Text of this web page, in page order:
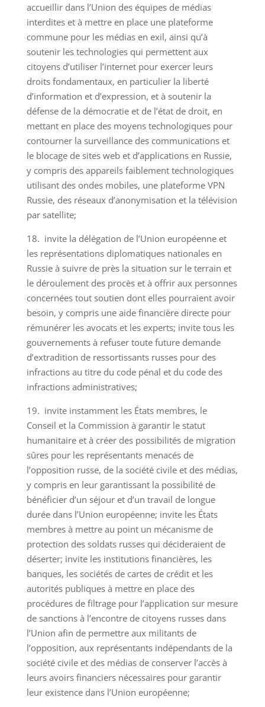
accueillir dans l’Union des équipes de médias
interdites et à mettre en place une plateforme
commune pour les médias en exil, ainsi qu’à
soutenir les technologies qui permettent aux
citoyens d’utiliser l’internet pour exercer leurs
droits fondamentaux, en particulier la liberté
d’information et d’expression, et à soutenir la
défense de la démocratie et de l’état de droit, en
mettant en place des moyens technologiques pour
contourner la surveillance des communications et
le blocage de sites web et d’applications en Russie,
y compris des appareils faiblement technologiques
utilisant des ondes mobiles, une plateforme VPN
Russie, des réseaux d’anonymisation et la télévision
par satellite;
18. invite la délégation de l’Union européenne et
les représentations diplomatiques nationales en
Russie à suivre de près la situation sur le terrain et
le déroulement des procès et à offrir aux personnes
concernées tout soutien dont elles pourraient avoir
besoin, y compris une aide financière directe pour
rémunérer les avocats et les experts; invite tous les
gouvernements à refuser toute future demande
d’extradition de ressortissants russes pour des
infractions au titre du code pénal et du code des
infractions administratives;
19. invite instamment les États membres, le
Conseil et la Commission à garantir le statut
humanitaire et à créer des possibilités de migration
sûres pour les représentants menacés de
l’opposition russe, de la société civile et des médias,
y compris en leur garantissant la possibilité de
bénéficier d’un séjour et d’un travail de longue
durée dans l’Union européenne; invite les États
membres à mettre au point un mécanisme de
protection des soldats russes qui décideraient de
déserter; invite les institutions financières, les
banques, les sociétés de cartes de crédit et les
autorités publiques à mettre en place des
procédures de filtrage pour l’application sur mesure
de sanctions à l’encontre de citoyens russes dans
l’Union afin de permettre aux militants de
l’opposition, aux représentants indépendants de la
société civile et des médias de conserver l’accès à
leurs avoirs financiers nécessaires pour garantir
leur existence dans l’Union européenne;